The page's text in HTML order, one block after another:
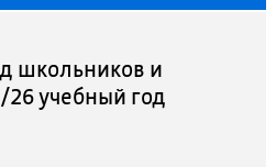
школьников и
учебный год